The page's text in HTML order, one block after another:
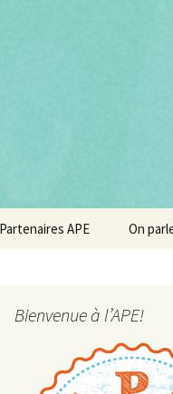
Partenaires APE On
Bienvenue à l’APE!